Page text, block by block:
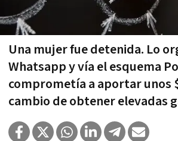
Una mujer fue detenida. Lo
Whatsapp y vía el esquema
comprometía a aportar unos
cambio de obtener elevadas